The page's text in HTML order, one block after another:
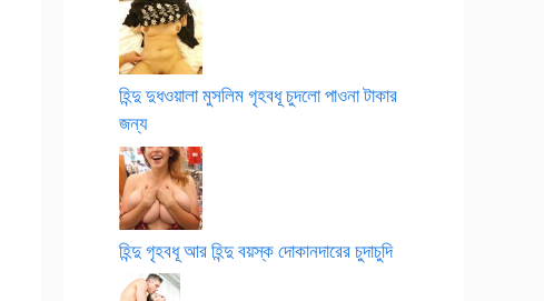
হিন্দু দুধওয়ালা মুসলিম গৃহবধূ চুদলো পাওনা টাকার
জন্য
হিন্দু গৃহবধূ আর হিন্দু বয়স্ক দোকানদারের চুদাচুদি